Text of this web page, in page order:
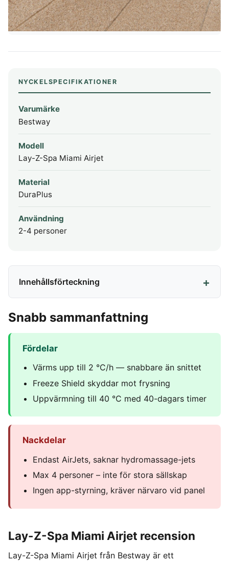
NYCKELSPECIFIKATIONER
Varumärke
Bestway
Modell
Lay-Z-Spa Miami Airjet
Material
DuraPlus
Användning
2-4 personer
Innehållsförteckning
Snabb sammanfattning
Fördelar
Värms upp till 2 °C/h — snabbare än snittet
Freeze Shield skyddar mot frysning
Uppvärmning till 40 °C med 40-dagars timer
Nackdelar
Endast AirJets, saknar hydromassage-jets
Max 4 personer – inte för stora sällskap
Ingen app-styrning, kräver närvaro vid panel
Lay-Z-Spa Miami Airjet recension
Lay-Z-Spa Miami Airjet från Bestway är ett